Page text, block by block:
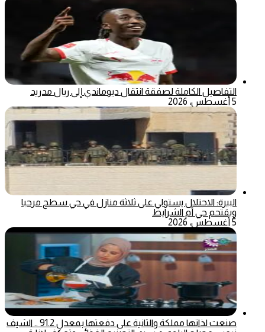
التفاصيل الكاملة لصفقة انتقال ديوماندي إلى ريال مدريد
5 أغسطس، 2026
البيرة: الاحتلال يستولي على ثلاثة منازل في حي سطح مرحبا
ويقتحم حي أم الشرايط
5 أغسطس، 2026
صنعت لذاتها مملكة والثانية على دفعتها بمعدل 91.2 .. الشيف